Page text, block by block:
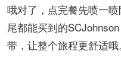
哦对了，点完餐先喷一
尾都能买到的
带，让整个旅程更舒适哦。